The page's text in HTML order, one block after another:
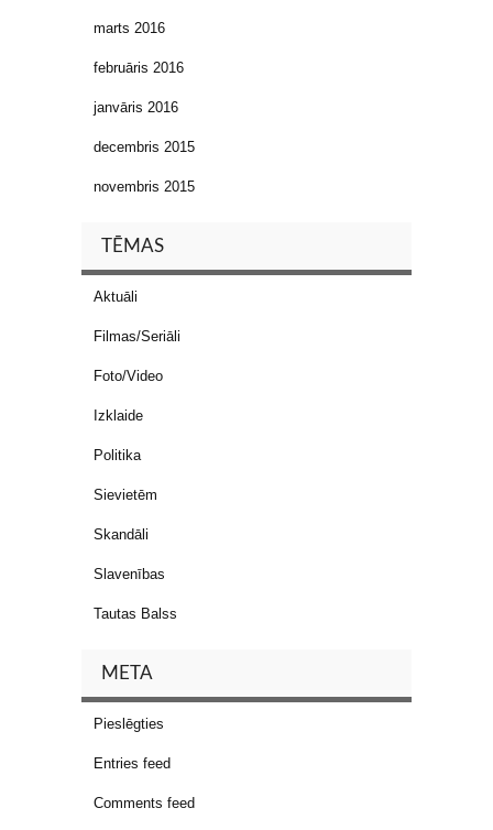
marts 2016
februāris 2016
janvāris 2016
decembris 2015
novembris 2015
TĒMAS
Aktuāli
Filmas/Seriāli
Foto/Video
Izklaide
Politika
Sievietēm
Skandāli
Slavenības
Tautas Balss
META
Pieslēgties
Entries feed
Comments feed